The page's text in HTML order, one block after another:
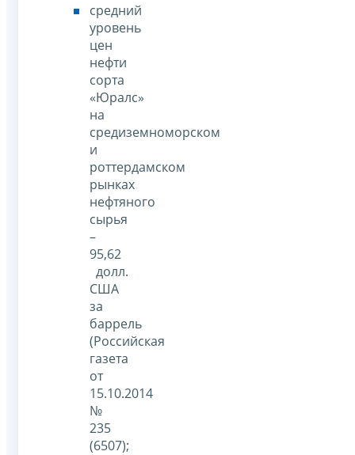
средний
уровень
цен
нефти
сорта
«Юралс»
на
средиземноморском
и
роттердамском
рынках
нефтяного
сырья
–
95,62
долл.
США
за
баррель
(Российская
газета
от
15.10.2014
№
235
(6507);